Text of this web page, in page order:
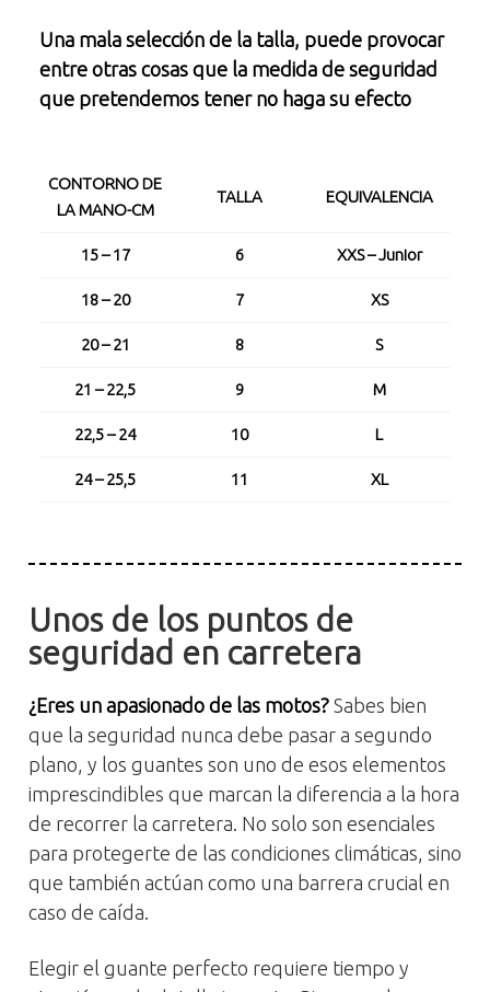
Una mala selección de la talla, puede provocar
entre otras cosas que la medida de seguridad
que pretendemos tener no haga su efecto
CONTORNO DE
LA MANO-CM
TALLA EQUIVALENCIA
15 – 17 6 XXS – Junior
18 – 20 7 XS
20 – 21 8 S
21 – 22,5 9 M
22,5 – 24 10 L
24 – 25,5 11 XL
Unos de los puntos de
seguridad en carretera
¿Eres un apasionado de las motos? Sabes bien
que la seguridad nunca debe pasar a segundo
plano, y los guantes son uno de esos elementos
imprescindibles que marcan la diferencia a la hora
de recorrer la carretera. No solo son esenciales
para protegerte de las condiciones climáticas, sino
que también actúan como una barrera crucial en
caso de caída.
Elegir el guante perfecto requiere tiempo y